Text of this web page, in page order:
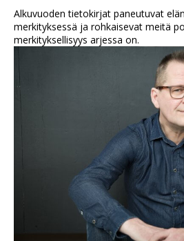
Alkuvuoden tietokirjat paneutuvat
merkityksessä ja rohkaisevat meitä
merkityksellisyys arjessa on.